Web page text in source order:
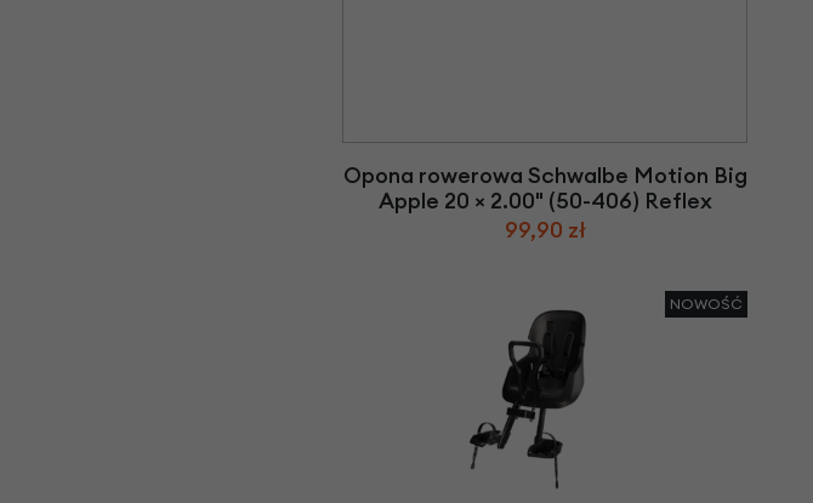
Opona rowerowa Schwalbe Motion Big
Apple 20 × 2.00" (50-406) Reflex
99,90 zł
NOWOŚĆ